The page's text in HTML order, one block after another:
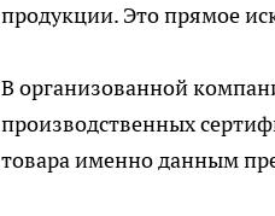
продукции. Это прямое
В организованной
производственных
товара именно данным